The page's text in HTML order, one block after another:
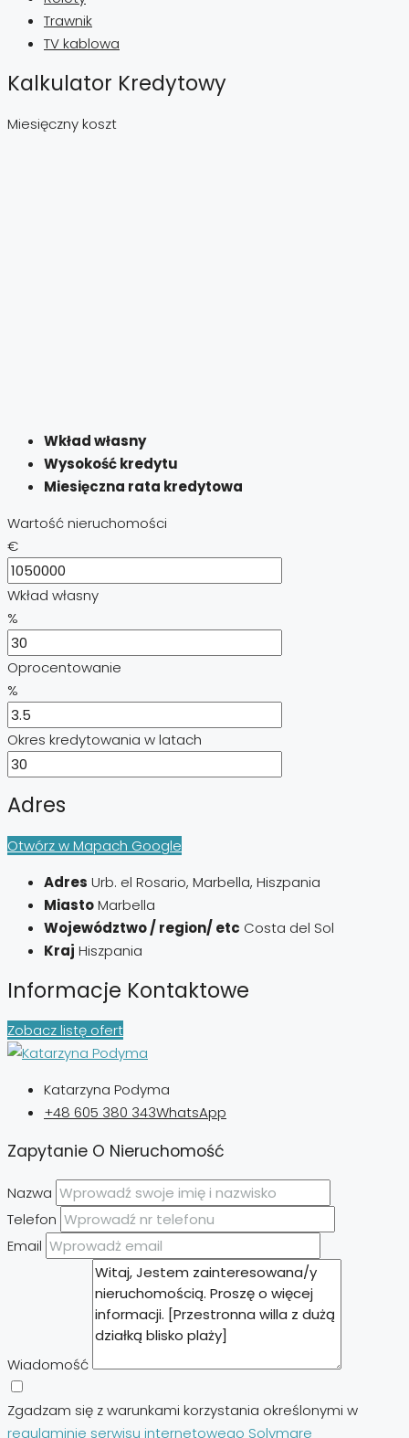
Trawnik
TV kablowa
Kalkulator Kredytowy
Miesięczny koszt
Wkład własny
Wysokość kredytu
Miesięczna rata kredytowa
Wartość nieruchomości
€
Wkład własny
%
Oprocentowanie
%
Okres kredytowania w latach
Adres
Otwórz w Mapach Google
Adres Urb. el Rosario, Marbella, Hiszpania
MiastoMarbella
Województwo / region/ etc Costa del Sol
Kraj Hiszpania
Informacje Kontaktowe
Zobacz listę ofert
Katarzyna Podyma
+48 605 380 343WhatsApp
Zapytanie O Nieruchomość
Nazwa
Telefon
Email
Wiadomość
Zgadzam się z warunkami korzystania określonymi w
regulaminie serwisu internetowego Solymare